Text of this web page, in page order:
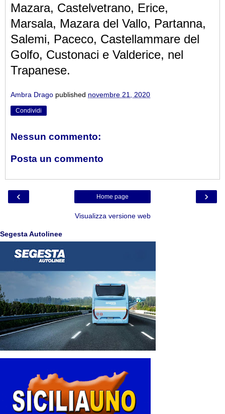
Mazara, Castelvetrano, Erice,
Marsala, Mazara del Vallo, Partanna,
Salemi, Paceco, Castellammare del
Golfo, Custonaci e Valderice, nel
Trapanese.
Ambra Drago published novembre 21, 2020
Condividi
Nessun commento:
Posta un commento
‹ ›
Home page
Visualizza versione web
Segesta Autolinee